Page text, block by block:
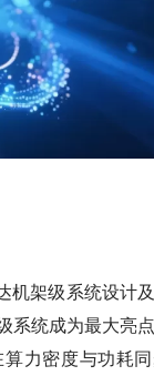
机架级系统设计
系统成为最大亮
力密度与功耗